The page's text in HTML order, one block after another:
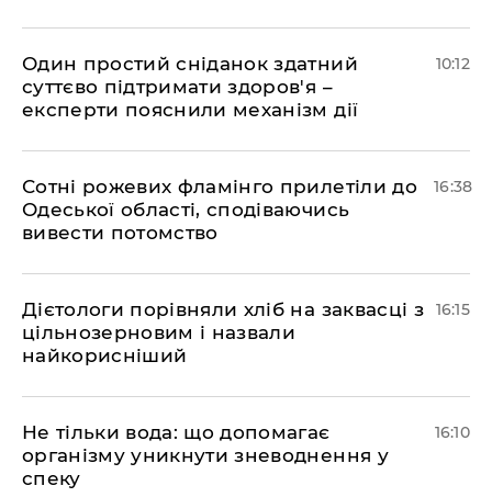
Один простий сніданок здатний
суттєво підтримати здоров'я –
експерти пояснили механізм дії
10:12
Сотні рожевих фламінго прилетіли до
Одеської області, сподіваючись
вивести потомство
16:38
Дієтологи порівняли хліб на заквасці з
цільнозерновим і назвали
найкорисніший
16:15
Не тільки вода: що допомагає
організму уникнути зневоднення у
спеку
16:10